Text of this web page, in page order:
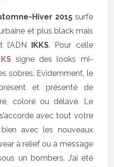
Hiver 2015surfe
et plus black mais
l’ADN IKKS. Pour celle
signe des looks mi-
sobres. Evidemment, le
et présenté de
coloré ou délavé. Le
avec tout votre
avec les nouveaux
à relief ou à message
un bombers. J’ai été